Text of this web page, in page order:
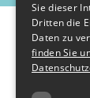
Sie dieser
Dritten die
Daten zu
finden Sie